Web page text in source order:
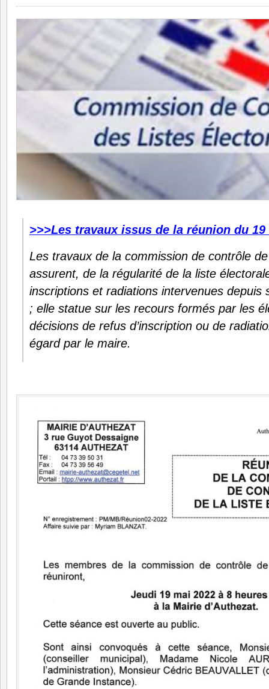
>>>Les travaux issus de la réunion du 19
Les travaux de la commission de contrôle
assurent, de la régularité de la liste
inscriptions et radiations intervenues depuis
; elle statue sur les recours formés par les
décisions de refus d’inscription ou de
égard par le maire.